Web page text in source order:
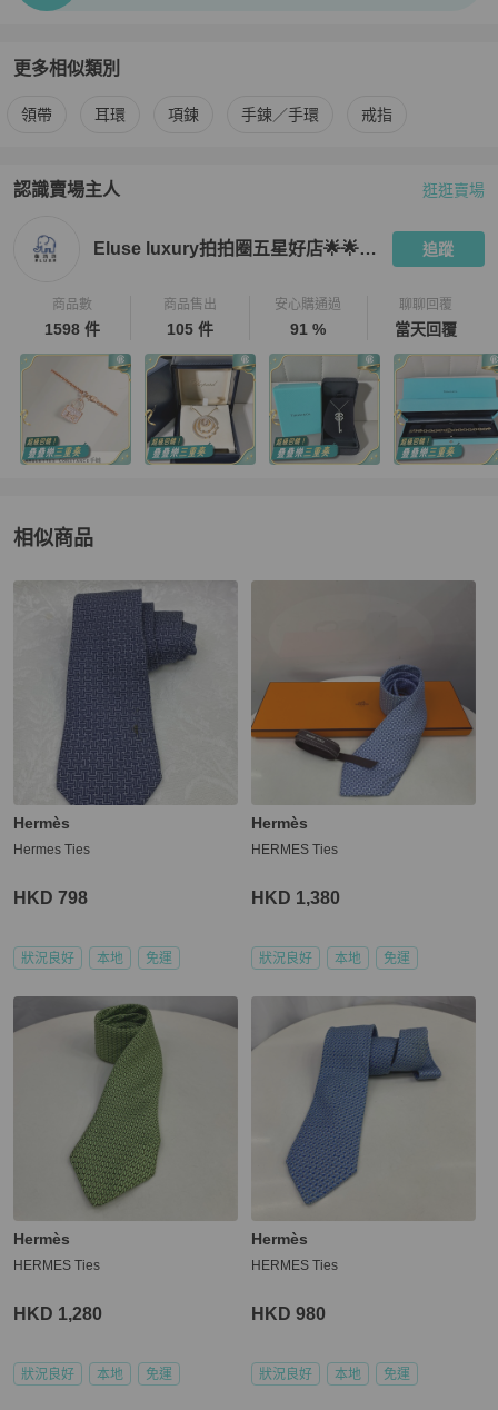
更多相似類別
更多Hermès男士配件 相似商品推薦
領帶 耳環 項鍊 手鍊／手環 戒指
認識賣場主人
PopChill 拍拍圈嚴選賣家 Eluse luxury拍拍圈五星好店
逛逛賣場
Eluse luxury拍拍圈五星好店🌟🌟🌟🌟🌟 追蹤
商品數
1598 件
商品售出
105 件
安心購通過
91 %
聊聊回覆
當天回覆
相似商品
更多相似Hermès男士配件推薦精品
Hermès
Hermes Ties
HKD 798
狀況良好 本地 免運
Hermès
HERMES Ties
HKD 1,380
狀況良好 本地 免運
Hermès
HERMES Ties
HKD 1,280
狀況良好 本地 免運
Hermès
HERMES Ties
HKD 980
狀況良好 本地 免運